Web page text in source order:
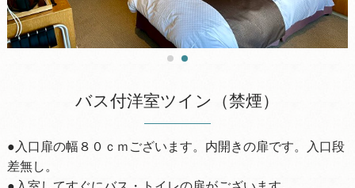
バス付洋室ツイン（禁煙）
●入口扉の幅８０ｃｍございます。内開きの扉です。入口段
差無し。